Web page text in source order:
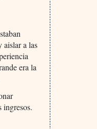
aislar a las
era la
ingresos.